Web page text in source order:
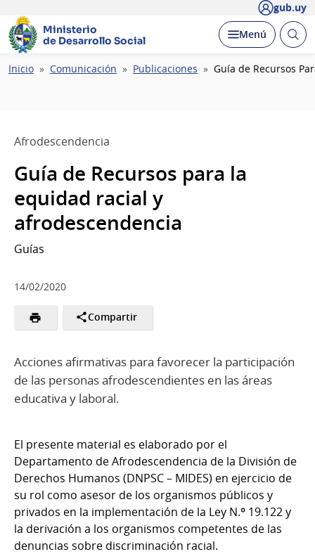
gub.uy
Ministerio
de Desarrollo Social
Desplegar
Menú Abrir
Ruta
Inicio Comunicación Publicaciones Guía de Recursos
Afrodescendencia
Guía de Recursos para la
equidad racial y
afrodescendencia
Guías
14/02/2020
Compartir
Acciones afirmativas para favorecer la participación
de las personas afrodescendientes en las áreas
educativa y laboral.
El presente material es elaborado por el
Departamento de Afrodescendencia de la División de
Derechos Humanos (DNPSC – MIDES) en ejercicio de
su rol como asesor de los organismos públicos y
privados en la implementación de la Ley N.º 19.122 y
la derivación a los organismos competentes de las
denuncias sobre discriminación racial.